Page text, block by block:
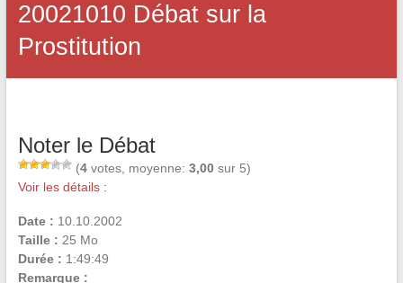
20021010 Débat sur la
Prostitution
Noter le Débat
(4votes, moyenne: 3,00sur 5)
Voir les détails :
Date : 10.10.2002
Taille : 25 Mo
Durée : 1:49:49
Remarque :